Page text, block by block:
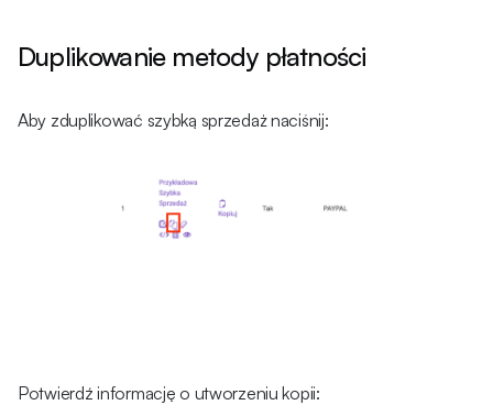
Duplikowanie metody płatności
Aby zduplikować szybką sprzedaż naciśnij:
Potwierdź informację o utworzeniu kopii: